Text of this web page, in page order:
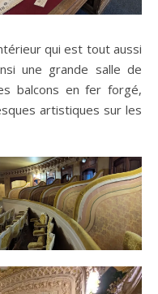
qui est tout aussi
une grande salle de
balcons en fer forgé,
artistiques sur les